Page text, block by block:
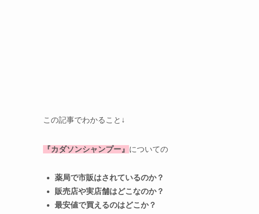
この記事でわかること↓
『カダソンシャンプー』 についての
薬局で市販はされているのか？
販売店や実店舗はどこなのか？
最安値で買えるのはどこか？